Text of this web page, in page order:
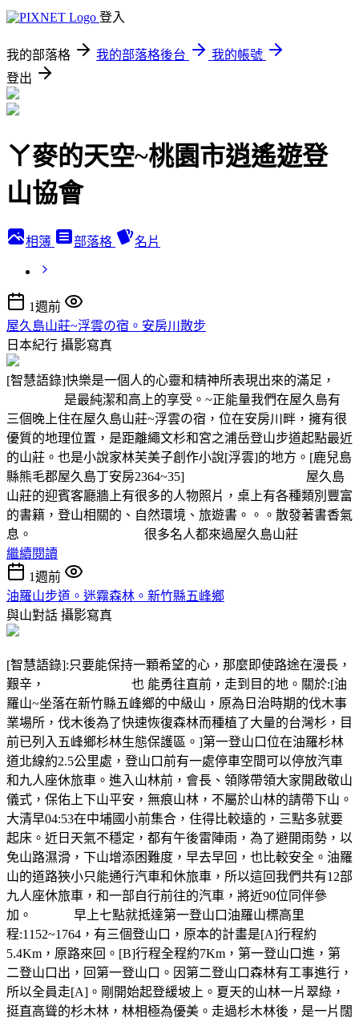
登入
我的部落格 我的部落格後台
我的帳號
登出
ㄚ麥的天空~桃園市逍遙遊登
山協會
相簿 部落格 名片
1週前
屋久島山莊~浮雲の宿。安房川散步
日本紀行 攝影寫真
[智慧語錄]快樂是一個人的心靈和精神所表現出來的滿足，
是最純潔和高上的享受。~正能量我們在屋久島有
三個晚上住在屋久島山莊~浮雲の宿，位在安房川畔，擁有很
優質的地理位置，是距離繩文杉和宮之浦岳登山步道起點最近
的山莊。也是小說家林芙美子創作小說[浮雲]的地方。[鹿兒島
縣熊毛郡屋久島丁安房2364~35] 屋久島
山莊的迎賓客廳牆上有很多的人物照片，桌上有各種類別豐富
的書籍，登山相關的、自然環境、旅遊書。。。散發著書香氣
息。 很多名人都來過屋久島山莊
繼續閱讀
1週前
油羅山步道。迷霧森林。新竹縣五峰鄉
與山對話 攝影寫真
[智慧語錄]:只要能保持一顆希望的心，那麼即使路途在漫長，
艱辛， 也 能勇往直前，走到目的地。關於:[油
羅山~坐落在新竹縣五峰鄉的中級山，原為日治時期的伐木事
業場所，伐木後為了快速恢復森林而種植了大量的台灣杉，目
前已列入五峰鄉杉林生態保護區。]第一登山口位在油羅杉林
道北線約2.5公里處，登山口前有一處停車空間可以停放汽車
和九人座休旅車。進入山林前，會長、領隊帶領大家開啟敬山
儀式，保佑上下山平安，無痕山林，不屬於山林的請帶下山。
大清早04:53在中埔國小前集合，住得比較遠的，三點多就要
起床。近日天氣不穩定，都有午後雷陣雨，為了避開雨勢，以
免山路濕滑，下山增添困難度，早去早回，也比較安全。油羅
山的道路狹小只能通行汽車和休旅車，所以這回我們共有12部
九人座休旅車，和一部自行前往的汽車，將近90位同伴參
加。 早上七點就抵達第一登山口油羅山標高里
程:1152~1764，有三個登山口，原本的計畫是[A]行程約
5.4Km，原路來回。[B]行程全程約7Km，第一登山口進，第
二登山口出，回第一登山口。因第二登山口森林有工事進行，
所以全員走[A]。剛開始起登緩坡上。夏天的山林一片翠綠，
挺直高聳的杉木林，林相極為優美。走過杉木林後，是一片闊